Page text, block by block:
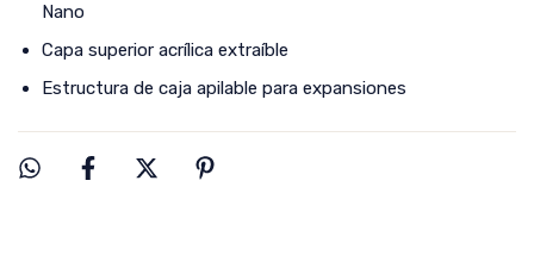
Nano
Capa superior acrílica extraíble
Estructura de caja apilable para expansiones